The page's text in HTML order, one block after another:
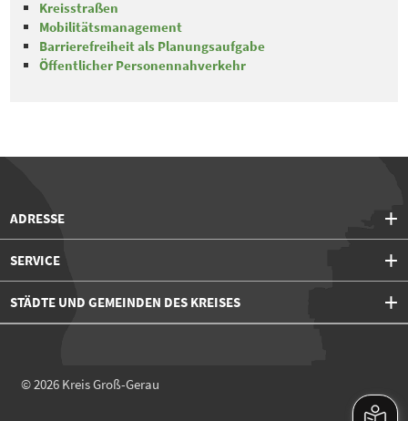
Kreisstraßen
Mobilitätsmanagement
Barrierefreiheit als Planungsaufgabe
Öffentlicher Personennahverkehr
ADRESSE
SERVICE
STÄDTE UND GEMEINDEN DES KREISES
© 2026 Kreis Groß-Gerau